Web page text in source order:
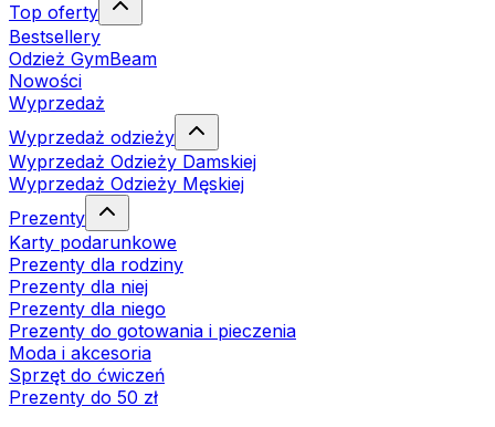
Top oferty
Bestsellery
Odzież GymBeam
Nowości
Wyprzedaż
Wyprzedaż odzieży
Wyprzedaż Odzieży Damskiej
Wyprzedaż Odzieży Męskiej
Prezenty
Karty podarunkowe
Prezenty dla rodziny
Prezenty dla niej
Prezenty dla niego
Prezenty do gotowania i pieczenia
Moda i akcesoria
Sprzęt do ćwiczeń
Prezenty do 50 zł